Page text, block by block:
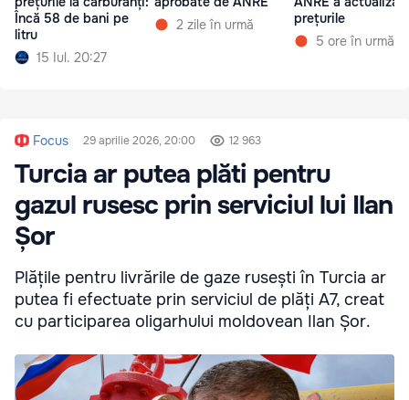
Încă 58 de bani pe
litru
15 Iul. 20:27
2 zile în urmă
prețurile
5 ore în urmă
Focus 29 aprilie 2026, 20:00 12 963
Turcia ar putea plăti pentru
gazul rusesc prin serviciul lui Ilan
Șor
Plățile pentru livrările de gaze rusești în Turcia ar
putea fi efectuate prin serviciul de plăți A7, creat
cu participarea oligarhului moldovean Ilan Șor.